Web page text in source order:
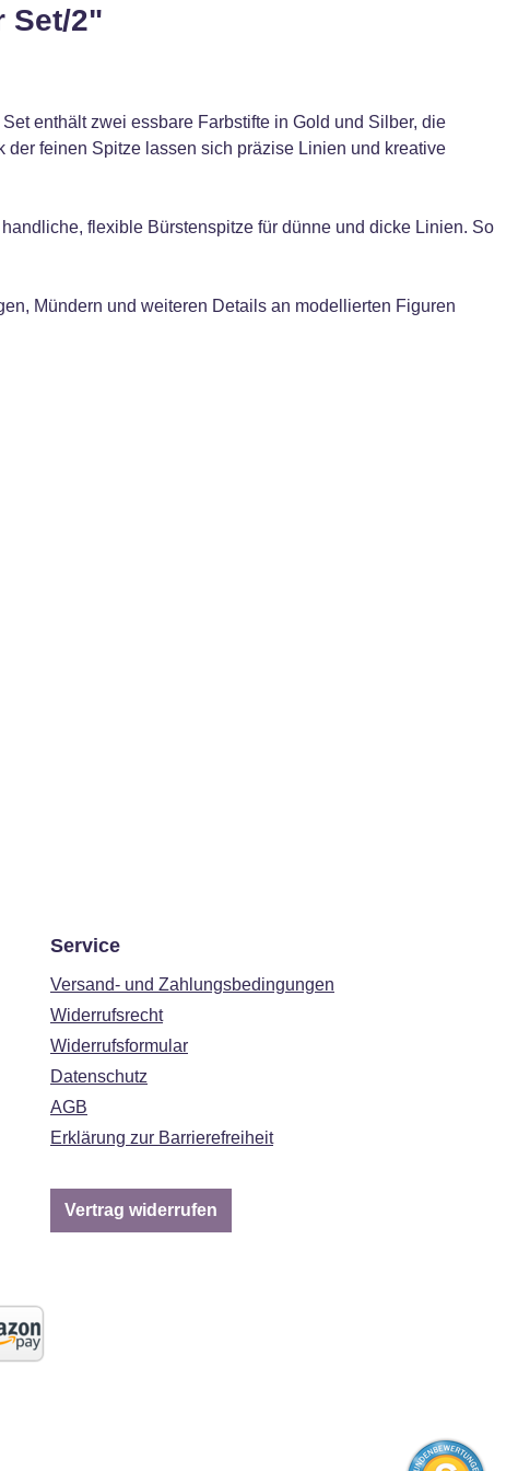
Set/2"
enthält zwei essbare Farbstifte in Gold und Silber, die
feinen Spitze lassen sich präzise Linien und kreative
flexible Bürstenspitze für dünne und dicke Linien. So
Mündern und weiteren Details an modellierten Figuren
Service
Versand- und Zahlungsbedingungen
Widerrufsrecht
Widerrufsformular
Datenschutz
AGB
Erklärung zur Barrierefreiheit
Vertrag widerrufen